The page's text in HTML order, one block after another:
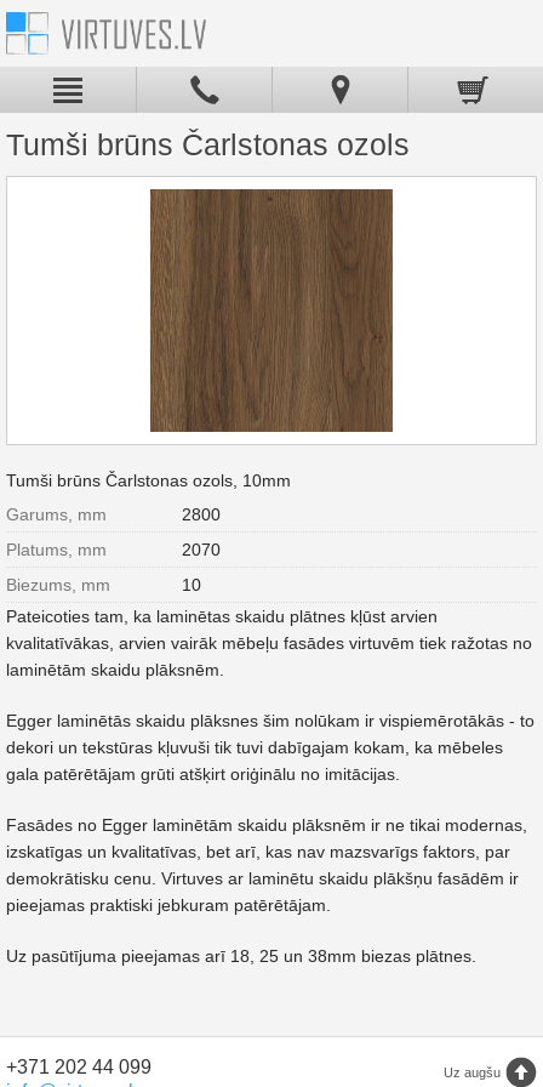
Tumši brūns Čarlstonas ozols
Tumši brūns Čarlstonas ozols, 10mm
Garums, mm
2800
Platums, mm
2070
Biezums, mm
10
Pateicoties tam, ka laminētas skaidu plātnes kļūst arvien
kvalitatīvākas, arvien vairāk mēbeļu fasādes virtuvēm tiek ražotas no
laminētām skaidu plāksnēm.
Egger laminētās skaidu plāksnes šim nolūkam ir vispiemērotākās - to
dekori un tekstūras kļuvuši tik tuvi dabīgajam kokam, ka mēbeles
gala patērētājam grūti atšķirt oriģinālu no imitācijas.
Fasādes no Egger laminētām skaidu plāksnēm ir ne tikai modernas,
izskatīgas un kvalitatīvas, bet arī, kas nav mazsvarīgs faktors, par
demokrātisku cenu. Virtuves ar laminētu skaidu plākšņu fasādēm ir
pieejamas praktiski jebkuram patērētājam.
Uz pasūtījuma pieejamas arī 18, 25 un 38mm biezas plātnes.
Uz augšu
+371 202 44 099